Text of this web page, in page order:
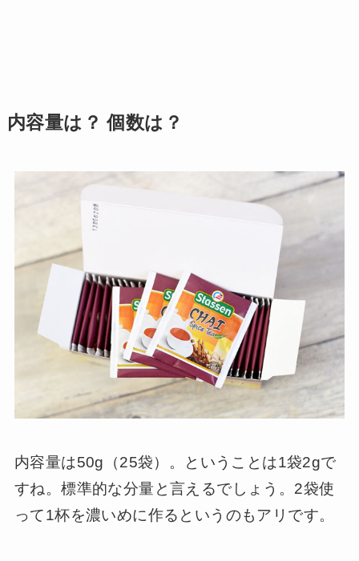
内容量は？ 個数は？
内容量は50g（25袋）。ということは1袋2gで
すね。標準的な分量と言えるでしょう。2袋使
って1杯を濃いめに作るというのもアリです。